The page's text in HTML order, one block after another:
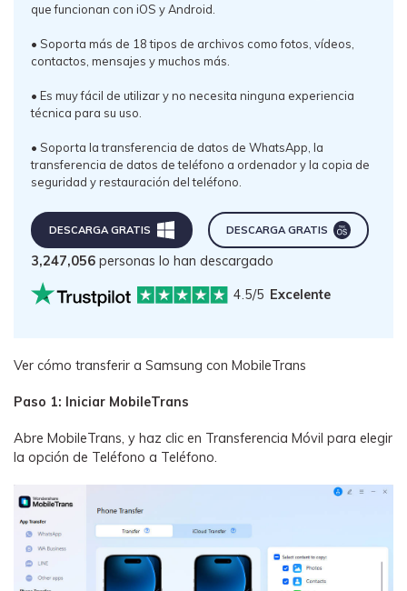
que funcionan con iOS y Android.
• Soporta más de 18 tipos de archivos como fotos, vídeos,
contactos, mensajes y muchos más.
• Es muy fácil de utilizar y no necesita ninguna experiencia
técnica para su uso.
• Soporta la transferencia de datos de WhatsApp, la
transferencia de datos de teléfono a ordenador y la copia de
seguridad y restauración del teléfono.
DESCARGA GRATIS DESCARGA GRATIS
3,247,056 personas lo han descargado
4.5/5 Excelente
Ver cómo transferir a Samsung con MobileTrans
Paso 1: Iniciar MobileTrans
Abre MobileTrans, y haz clic en Transferencia Móvil para elegir
la opción de Teléfono a Teléfono.